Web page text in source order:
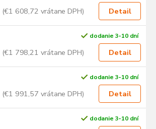
(€1 608,72 vrátane DPH) Detail
dodanie 3-10 dní
(€1 798,21 vrátane DPH) Detail
dodanie 3-10 dní
(€1 991,57 vrátane DPH) Detail
dodanie 3-10 dní